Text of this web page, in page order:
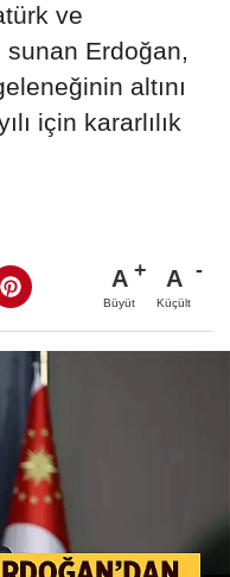
ve
sunan Erdoğan,
altını
için kararlılık
A
Büyüt
A
Küçült